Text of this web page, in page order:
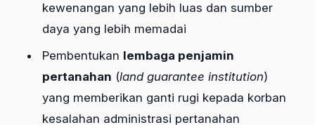
kewenangan yang lebih luas dan sumber
daya yang lebih memadai
Pembentukan lembaga penjamin
pertanahan (land guarantee institution)
yang memberikan ganti rugi kepada korban
kesalahan administrasi pertanahan